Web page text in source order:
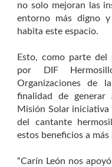
no solo mejoran las
entorno más digno
habita este espacio.
Esto, como parte del
por DIF
Organizaciones de
finalidad de generar
Misión Solar
del cantante
estos beneficios a
“Carín León nos